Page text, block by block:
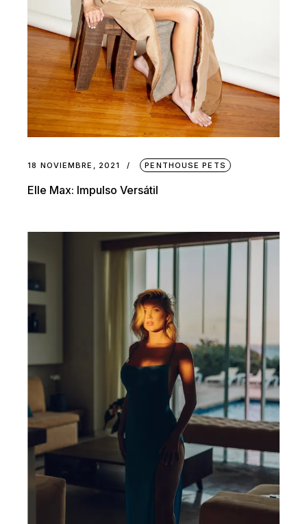
18 NOVIEMBRE, 2021 PENTHOUSE PETS
Elle Max: Impulso Versátil